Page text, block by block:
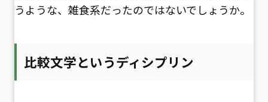
うような、雑食系だったのではないでしょうか。
比較文学というディシプリン